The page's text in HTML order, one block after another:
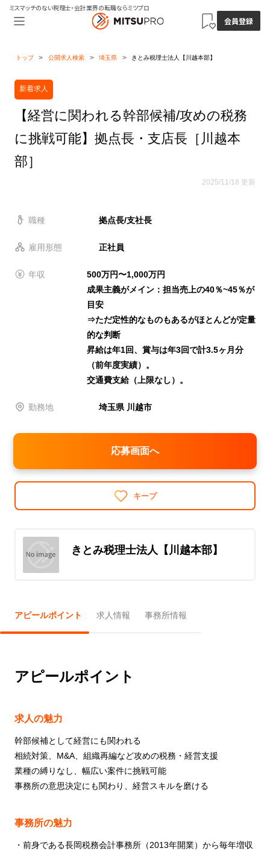
ミスマッチのない税理士・会計業界の転職ならミツプロ
会員登録
トップ 公開求人検索 埼玉県 きとみ税理士法人【川越本部】
新着求人
【経営に関われる幹部候補/攻めの税務
に挑戦可能】拠点長・支店長［川越本
部］
2025/11/18 更新
職種 拠点長/支社長
雇用形態 正社員
年収
500万円〜1,000万円
成果主義がメイン：担当売上の40％~45％が
目安
⇒ただ定性的なものもあるがほとんどが定量
的な判断
昇給は年1回、賞与は年3回で計3.5ヶ月分
（前年度実績）。
交通費支給（上限なし）。
勤務地 埼玉県 川越市
応募画面へ
キープ
きとみ税理士法人【川越本部】
アピールポイント 求人情報 事務所情報
アピールポイント
求人の魅力
幹部候補として経営にも関われる
相続対策、M&A、組織再編など攻めの税務・経営支援
業種の縛りなし、幅広い案件に挑戦可能
事務所の意思決定にも関わり、経営スキルを磨ける
事務所の魅力
・前身である長岡税務会計事務所（2013年開業）から毎年増収